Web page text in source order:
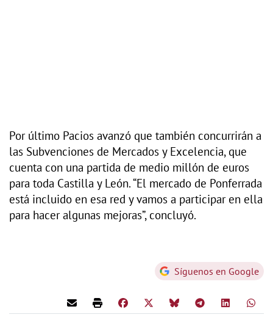
Por último Pacios avanzó que también concurrirán a
las Subvenciones de Mercados y Excelencia, que
cuenta con una partida de medio millón de euros
para toda Castilla y León. “El mercado de Ponferrada
está incluido en esa red y vamos a participar en ella
para hacer algunas mejoras”, concluyó.
Síguenos en Google